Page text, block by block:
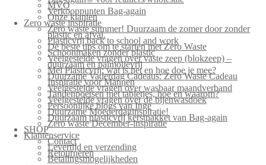
MVO
Verkooppunten Bag-again
Onze klanten
Zero waste inspiratie
Zero waste summer! Duurzaam de zomer door zonder
plastic en afval.
Plasticvrij back to school and work
De beste tips om te starten met Zero Waste
Schoonmaken zonder plastic
Veelgestelde vragen over vaste zeep (blokzeep) –
duurzaam en palmolievrij
Mei Plasticvrij: wat is het en hoe doe je mee?
Duurzame Vaderdag Cadeaus: Zero Waste Cadeau
Inspiratie voor Mannen
Veelgestelde vragen over wasbaar maandverband
Tandenpoetsen met tabletjes, hoe en waarom?
Veelgestelde vragen over de bijenwasdoek
Persoonlijke blogs van Inge
Duurzame Moederdaginspiratie!
Duurzaam plasticvrij kerstpakket van Bag-again
Zero waste December-inspiratie
SHOP
Klantenservice
Contact
Levertijd en verzending
Retourneren
Betalingsmogelijkheden